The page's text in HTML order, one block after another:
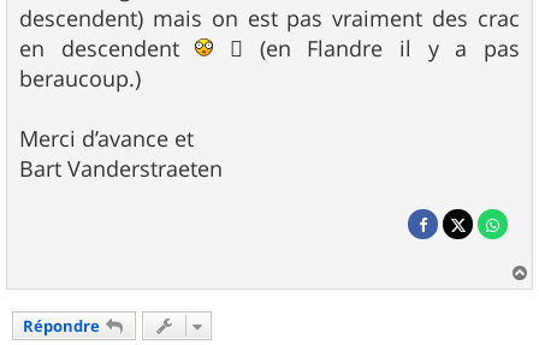
descendent) mais on est pas vraiment des crac
en descendent
 (en Flandre il y a pas
beraucoup.)
Merci d’avance et
Bart Vanderstraeten
a
Répondre